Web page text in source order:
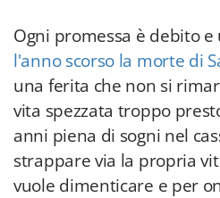
Ogni promessa è debito e
l'anno scorso la morte di
una ferita che non si
vita spezzata troppo
anni piena di sogni nel
strappare via la propria
vuole dimenticare e per